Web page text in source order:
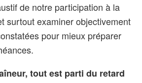
de notre participation à la
surtout examiner objectivement
pour mieux préparer
tout est parti du retard